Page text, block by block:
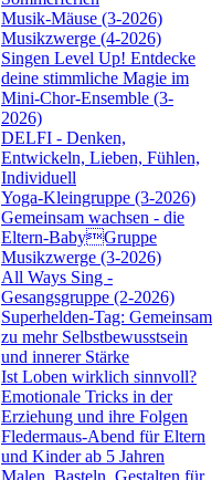
Musik-Mäuse (3-2026)
Musikzwerge (4-2026)
Singen Level Up! Entdecke
deine stimmliche Magie im
Mini-Chor-Ensemble (3-
2026)
DELFI - Denken,
Entwickeln, Lieben, Fühlen,
Individuell
Yoga-Kleingruppe (3-2026)
Gemeinsam wachsen - die
Eltern-BabyGruppe
Musikzwerge (3-2026)
All Ways Sing -
Gesangsgruppe (2-2026)
Superhelden-Tag: Gemeinsam
zu mehr Selbstbewusstsein
und innerer Stärke
Ist Loben wirklich sinnvoll?
Emotionale Tricks in der
Erziehung und ihre Folgen
Fledermaus-Abend für Eltern
und Kinder ab 5 Jahren
Malen, Basteln, Gestalten für